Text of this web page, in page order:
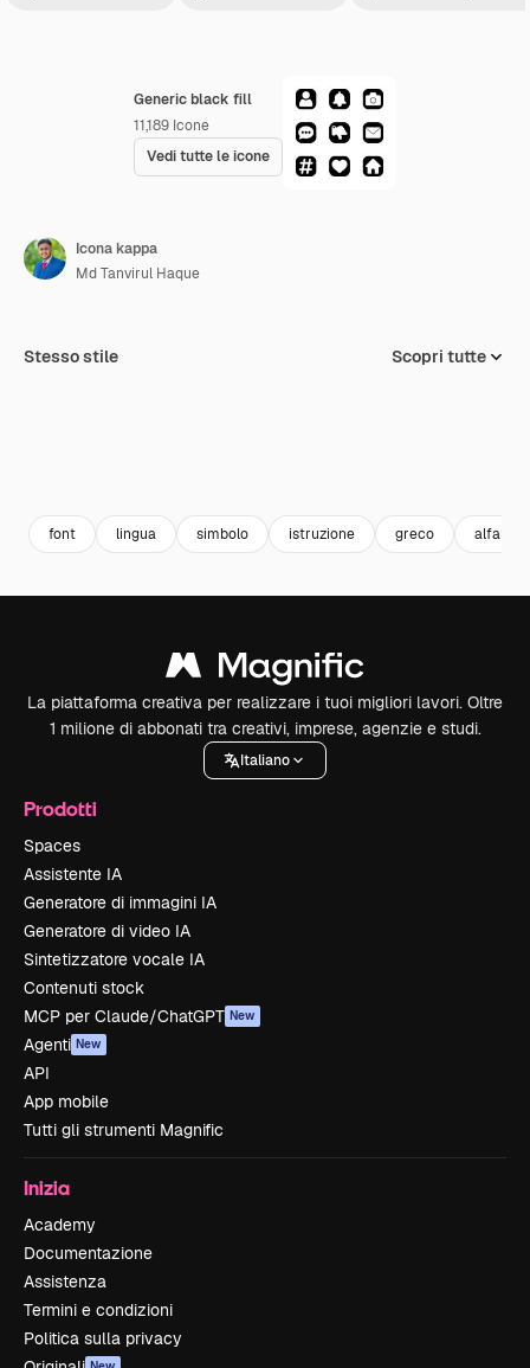
Generic black fill
11,189 Icone
Vedi tutte le icone
Icona kappa
Md Tanvirul Haque
Stesso stile Scopri tutte
font lingua simbolo istruzione greco alfabeto
La piattaforma creativa per realizzare i tuoi migliori lavori. Oltre
1 milione di abbonati tra creativi, imprese, agenzie e studi.
Italiano
Prodotti
Spaces
Assistente IA
Generatore di immagini IA
Generatore di video IA
Sintetizzatore vocale IA
Contenuti stock
MCP per Claude/ChatGPT New
Agenti New
API
App mobile
Tutti gli strumenti Magnific
Inizia
Academy
Documentazione
Assistenza
Termini e condizioni
Politica sulla privacy